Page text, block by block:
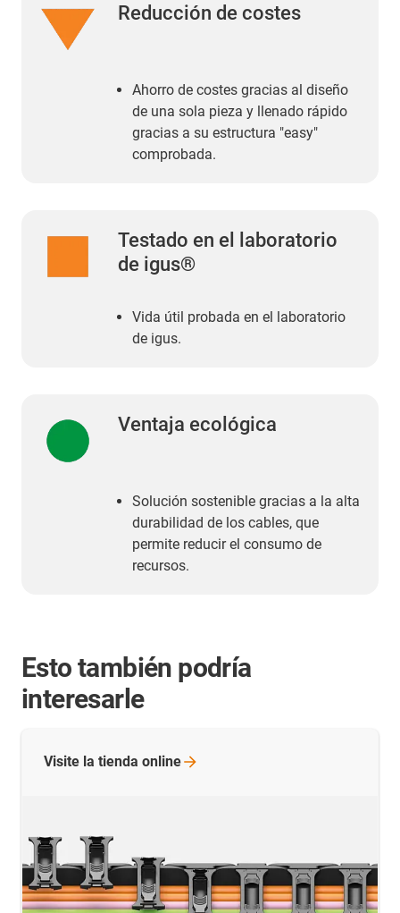
Reducción de costes
Ahorro de costes gracias al diseño
de una sola pieza y llenado rápido
gracias a su estructura "easy"
comprobada.
Testado en el laboratorio
de igus®
Vida útil probada en el laboratorio
de igus.
Ventaja ecológica
Solución sostenible gracias a la alta
durabilidad de los cables, que
permite reducir el consumo de
recursos.
Esto también podría
interesarle
Visite la tienda online